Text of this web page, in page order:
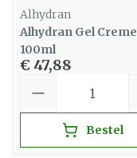
Alhydran
Alhydran Gel Creme
100ml
€ 47,88
Bestel